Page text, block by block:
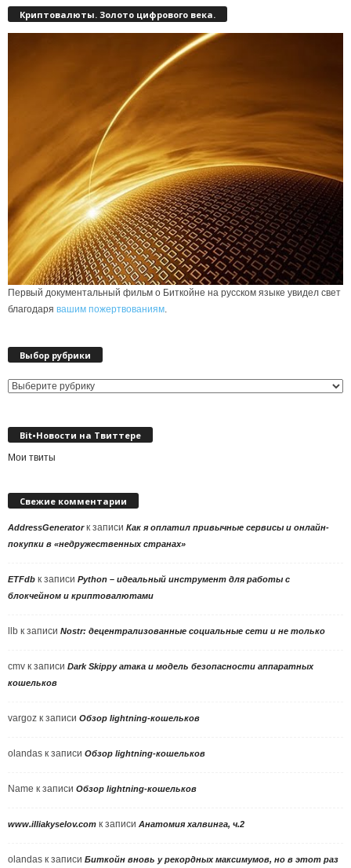
Криптовалюты. Золото цифрового века.
Первый документальный фильм о Биткойне на русском языке увидел свет
благодаря вашим пожертвованиям.
Выбор рубрики
Выбор
Bit•Новости на Твиттере
Мои твиты
Свежие комментарии
AddressGeneratorк записи Как я оплатил привычные сервисы и онлайн-
покупки в «недружественных странах»
ETFdb к записи Python – идеальный инструмент для работы с
блокчейном и криптовалютами
llb к записи Nostr: децентрализованные социальные сети и не только
cmv к записи Dark Skippy атака и модель безопасности аппаратных
кошельков
vargoz к записи Обзор lightning-кошельков
olandas к записи Обзор lightning-кошельков
Name к записи Обзор lightning-кошельков
www.illiakyselov.com к записи Анатомия халвинга, ч.2
olandas к записи Биткойн вновь у рекордных максимумов, но в этот раз